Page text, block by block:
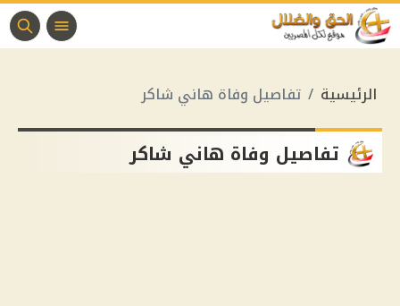
الرئيسية تفاصيل وفاة هاني شاكر
تفاصيل وفاة هاني شاكر